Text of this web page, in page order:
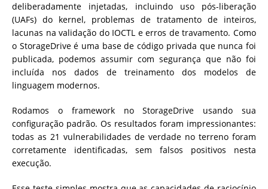
deliberadamente injetadas, incluindo uso pós-liberação
(UAFs) do kernel, problemas de tratamento de inteiros,
lacunas na validação do IOCTL e erros de travamento. Como
o StorageDrive é uma base de código privada que nunca foi
publicada, podemos assumir com segurança que não foi
incluída nos dados de treinamento dos modelos de
linguagem modernos.
Rodamos o framework no StorageDrive usando sua
configuração padrão. Os resultados foram impressionantes:
todas as 21 vulnerabilidades de verdade no terreno foram
corretamente identificadas, sem falsos positivos nesta
execução.